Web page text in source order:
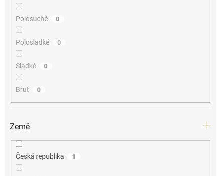
Polosuché 0
Polosladké 0
Sladké 0
Brut 0
Země
Česká republika 1